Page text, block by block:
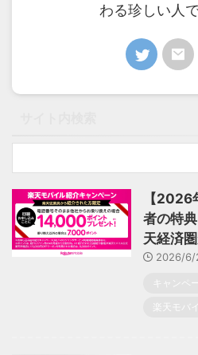
わる珍しい人
【2026
者の特
天経済
2026/6/
キャンペ
楽天モバ